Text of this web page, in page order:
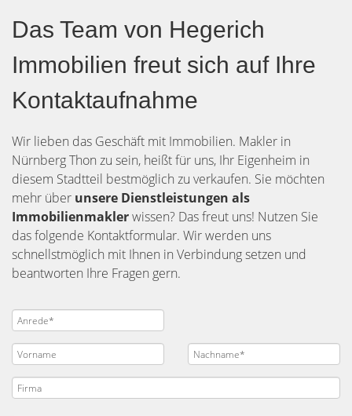
Das Team von Hegerich
Immobilien freut sich auf Ihre
Kontaktaufnahme
Wir lieben das Geschäft mit Immobilien. Makler in
Nürnberg Thon zu sein, heißt für uns, Ihr Eigenheim in
diesem Stadtteil bestmöglich zu verkaufen. Sie möchten
mehr über unsere Dienstleistungen als
Immobilienmaklerwissen? Das freut uns! Nutzen Sie
das folgende Kontaktformular. Wir werden uns
schnellstmöglich mit Ihnen in Verbindung setzen und
beantworten Ihre Fragen gern.